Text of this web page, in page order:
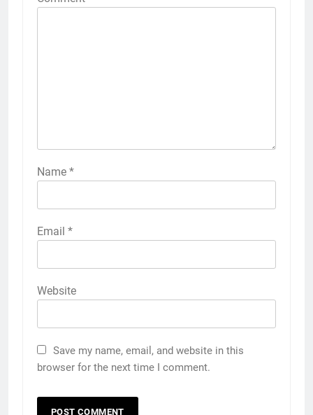
Name *
Email *
Website
Save my name, email, and website in this
browser for the next time I comment.